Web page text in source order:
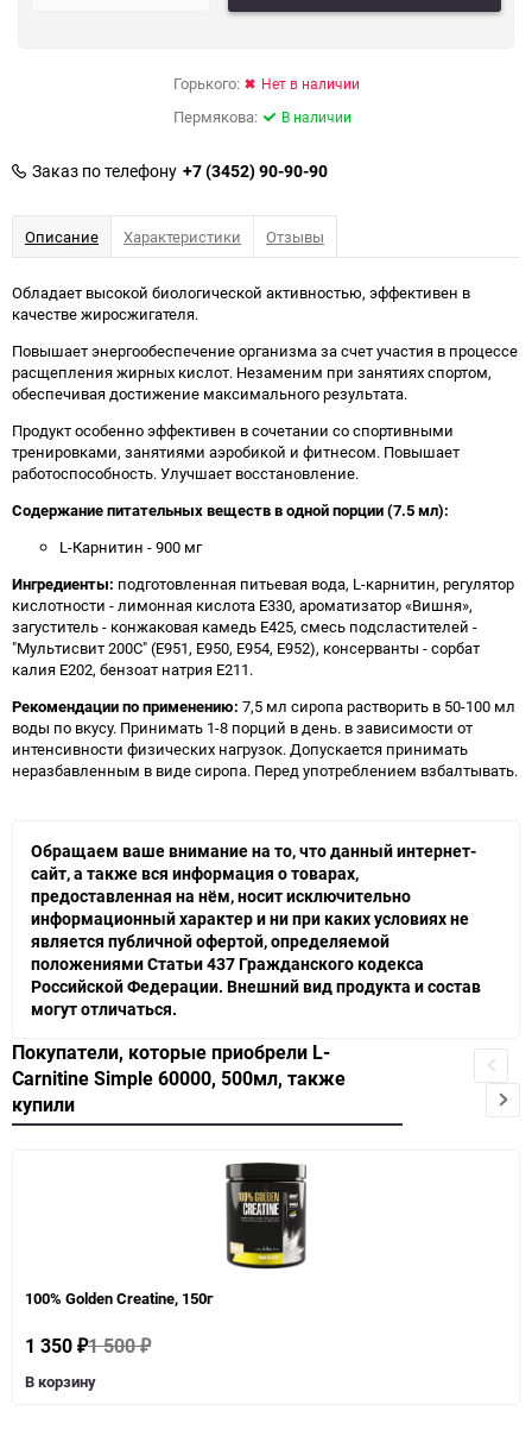
Горького: Нет в наличии
Пермякова: В наличии
Заказ по телефону +7 (3452) 90-90-90
Описание Характеристики Отзывы
Обладает высокой биологической активностью, эффективен в
качестве жиросжигателя.
Повышает энергообеспечение организма за счет участия в процессе
расщепления жирных кислот. Незаменим при занятиях спортом,
обеспечивая достижение максимального результата.
Продукт особенно эффективен в сочетании со спортивными
тренировками, занятиями аэробикой и фитнесом. Повышает
работоспособность. Улучшает восстановление.
Содержание питательных веществ в одной порции (7.5 мл):
L-Карнитин - 900 мг
Ингредиенты: подготовленная питьевая вода, L-карнитин, регулятор
кислотности - лимонная кислота E330, ароматизатор «Вишня»,
загуститель - конжаковая камедь Е425, смесь подсластителей -
"Мультисвит 200С" (Е951, Е950, Е954, Е952), консерванты - сорбат
калия Е202, бензоат натрия Е211.
Рекомендации по применению: 7,5 мл сиропа растворить в 50-100 мл
воды по вкусу. Принимать 1-8 порций в день. в зависимости от
интенсивности физических нагрузок. Допускается принимать
неразбавленным в виде сиропа. Перед употреблением взбалтывать.
Обращаем ваше внимание на то, что данный интернет-
сайт, а также вся информация о товарах,
предоставленная на нём, носит исключительно
информационный характер и ни при каких условиях не
является публичной офертой, определяемой
положениями Статьи 437 Гражданского кодекса
Российской Федерации. Внешний вид продукта и состав
могут отличаться.
Покупатели, которые приобрели L-
Carnitine Simple 60000, 500мл, также
купили
100% Golden Creatine, 150г
1 350 ₽1 500₽
В корзину